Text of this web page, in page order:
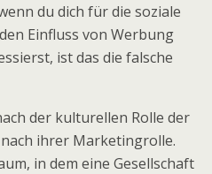
du dich für die soziale
Einfluss von Werbung
ist das die falsche
der kulturellen Rolle der
ihrer Marketingrolle.
in dem eine Gesellschaft